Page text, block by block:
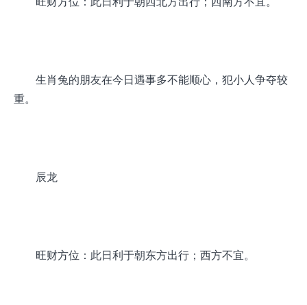
生肖兔的朋友在今日遇事多不能顺心，犯小人争夺较
重。
辰龙
旺财方位：此日利于朝东方出行；西方不宜。